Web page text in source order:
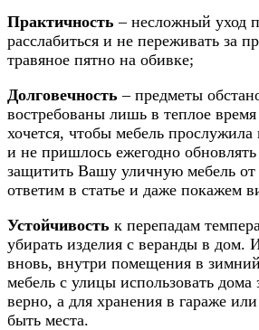
Практичность – несложный уход
расслабиться и не переживать за
травяное пятно на обивке;
Долговечность – предметы
востребованы лишь в теплое
хочется, чтобы мебель
и не пришлось ежегодно
защитить Вашу уличную мебель
ответим в статье и даже покажем
Устойчивость к перепадам
убирать изделия с веранды в дом.
вновь, внутри помещения в
мебель с улицы использовать дома
верно, а для хранения в гараже
быть места.